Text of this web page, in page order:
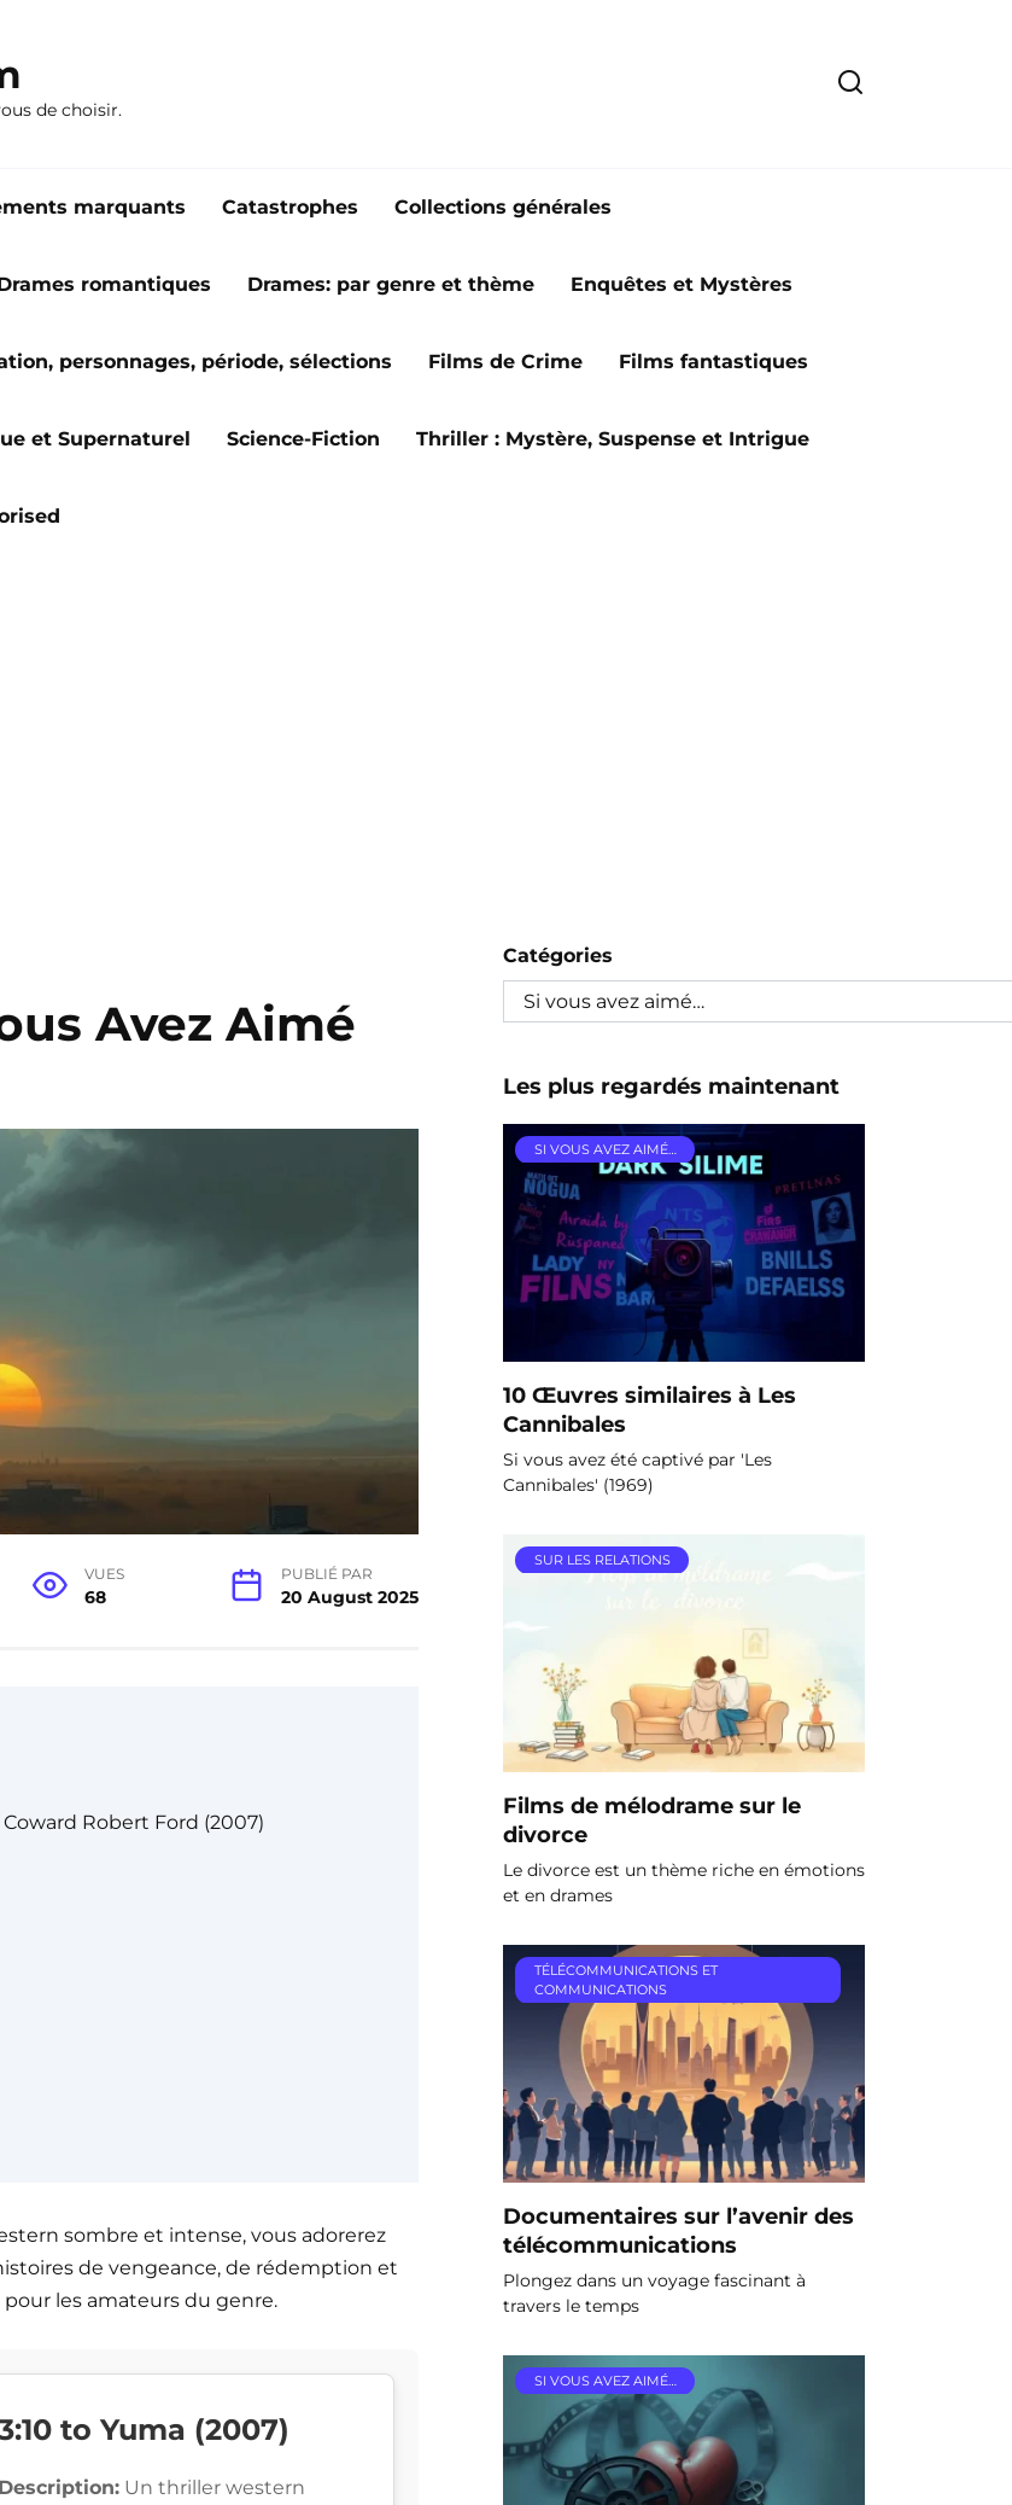
de choisir.
marquants Catastrophes Collections générales
romantiques Drames: par genre et thème Enquêtes et Mystères
personnages, période, sélections Films de Crime Films fantastiques
et Supernaturel Science-Fiction Thriller : Mystère, Suspense et Intrigue
Avez Aimé
VUES
68
PUBLIÉ PAR
20 August 2025
Robert Ford (2007)
sombre et intense, vous adorerez
de vengeance, de rédemption et
pour les amateurs du genre.
to Yuma (2007)
Description: Un thriller western
Catégories
Les plus regardés maintenant
SI VOUS AVEZ AIMÉ…
10 Œuvres similaires à Les
Cannibales
Si vous avez été captivé par 'Les
Cannibales' (1969)
SUR LES RELATIONS
Films de mélodrame sur le
divorce
Le divorce est un thème riche en émotions
et en drames
TÉLÉCOMMUNICATIONS ET
COMMUNICATIONS
Documentaires sur l’avenir des
télécommunications
Plongez dans un voyage fascinant à
travers le temps
SI VOUS AVEZ AIMÉ…